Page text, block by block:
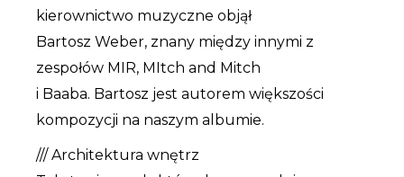
kierownictwo muzyczne objął
Bartosz Weber, znany między innymi z
zespołów MIR, MItch and Mitch
i Baaba. Bartosz jest autorem większości
kompozycji na naszym albumie.
/// Architektura wnętrz